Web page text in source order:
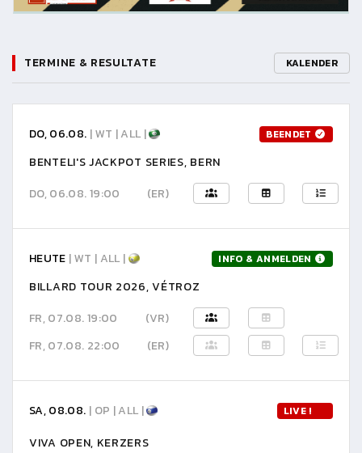
TERMINE & RESULTATE KALENDER
DO, 06.08. | WT | ALL | BEENDET
BENTELI'S JACKPOT SERIES, BERN
DO, 06.08. 19:00
(ER)
HEUTE | WT | ALL | INFO & ANMELDEN
BILLARD TOUR 2026, VÉTROZ
FR, 07.08. 19:00
(VR)
FR, 07.08. 22:00
(ER)
SA, 08.08. | OP | ALL | LIVE !
VIVA OPEN, KERZERS